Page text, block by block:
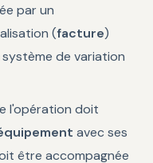
par un
(facture)
de variation
l'opération doit
avec ses
être accompagnée